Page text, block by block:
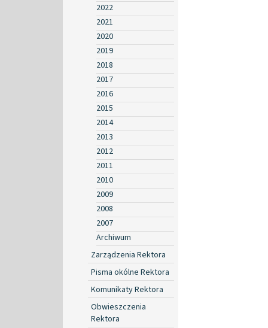
2022
2021
2020
2019
2018
2017
2016
2015
2014
2013
2012
2011
2010
2009
2008
2007
Archiwum
Zarządzenia Rektora
Pisma okólne Rektora
Komunikaty Rektora
Obwieszczenia
Rektora